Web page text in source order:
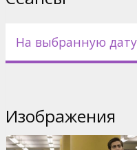
На выбранную дату
Изображения